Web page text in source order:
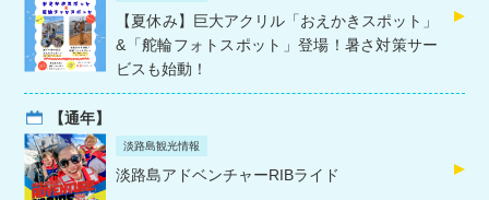
【夏休み】巨大アクリル「おえかきスポット」
&「舵輪フォトスポット」登場！暑さ対策サー
ビスも始動！
【通年】
淡路島観光情報
淡路島アドベンチャーRIBライド